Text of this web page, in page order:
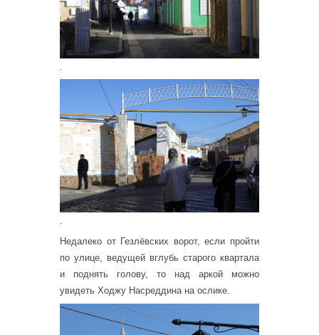
Недалеко от Гезлёвских ворот, если пройти
по улице, ведущей вглубь старого квартала
и поднять голову, то над аркой можно
увидеть Ходжу Насреддина на ослике.